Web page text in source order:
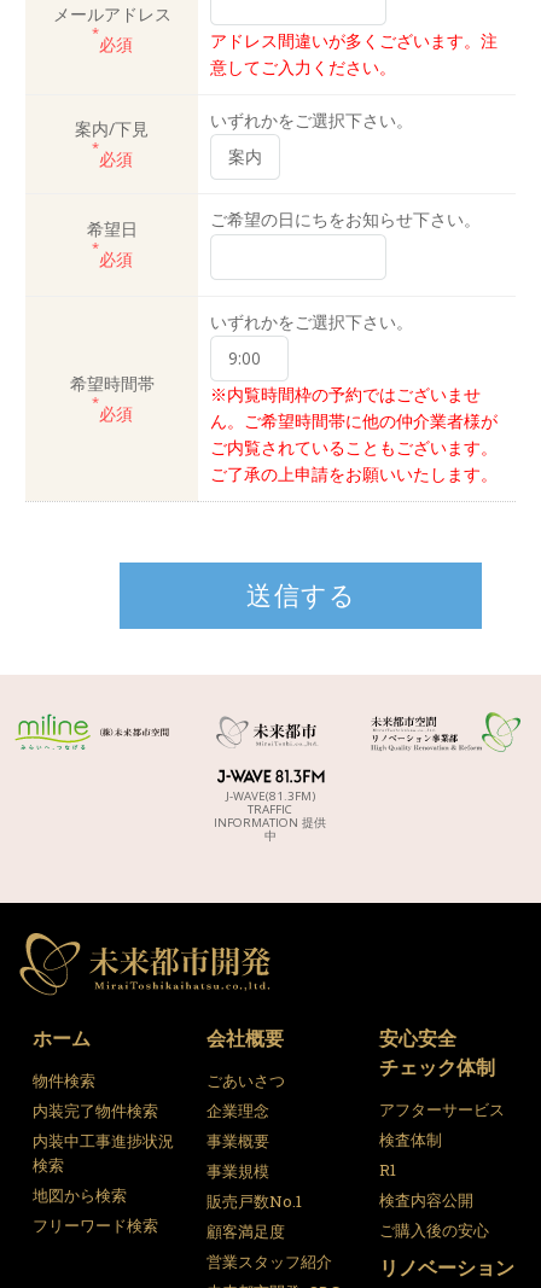
メールアドレス
*
必須
アドレス間違いが多くございます。注
意してご入力ください。
案内/下見
*
必須
いずれかをご選択下さい。
希望日
*
必須
ご希望の日にちをお知らせ下さい。
希望時間帯
*
必須
いずれかをご選択下さい。
※内覧時間枠の予約ではございませ
ん。ご希望時間帯に他の仲介業者様が
ご内覧されていることもございます。
ご了承の上申請をお願いいたします。
J-WAVE(81.3FM)
TRAFFIC
INFORMATION 提供
中
ホーム
物件検索
内装完了物件検索
内装中工事進捗状況
検索
地図から検索
フリーワード検索
会社概要
ごあいさつ
企業理念
事業概要
事業規模
販売戸数No.1
顧客満足度
営業スタッフ紹介
安心安全
チェック体制
アフターサービス
検査体制
R1
検査内容公開
ご購入後の安心
リノベーション